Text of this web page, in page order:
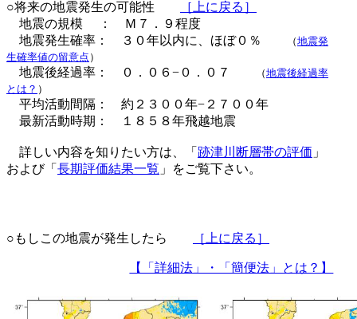
○将来の地震発生の可能性
［上に戻る］
地震の規模 ： Ｍ７．９程度
地震発生確率： ３０年以内に、ほぼ０％
（地震発
生確率値の留意点 ）
地震後経過率： ０．０６−０．０７ （地震後経過率
とは？ ）
平均活動間隔： 約２３００年−２７００年
最新活動時期： １８５８年飛越地震
詳しい内容を知りたい方は、「 跡津川断層帯の評価 」
および「 長期評価結果一覧 」をご覧下さい。
○もしこの地震が発生したら ［上に戻る］
【「詳細法」・「簡便法」とは？】